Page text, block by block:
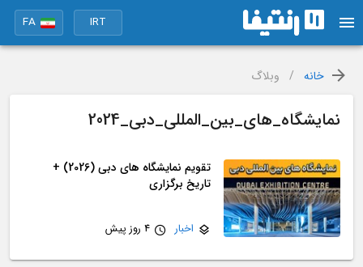
IRT
FA
خانه / وبلاگ
نمایشگاه_های_بین_المللی_دبی_2024
تقویم نمایشگاه های دبی (2026) +
تاریخ برگزاری
اخبار 4 روز پیش